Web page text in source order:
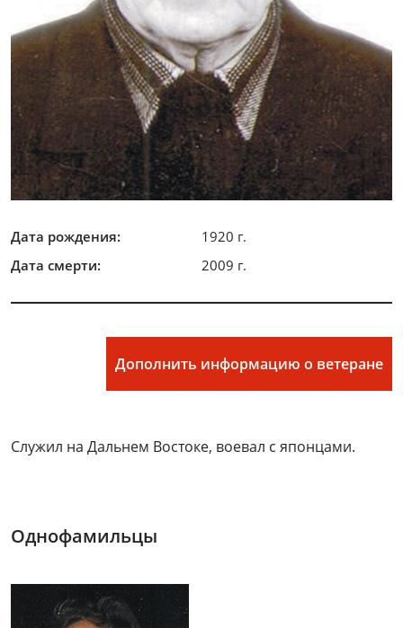
Дата рождения:
1920 г.
Дата смерти:
2009 г.
Дополнить информацию о ветеране
Служил на Дальнем Востоке, воевал с японцами.
Однофамильцы